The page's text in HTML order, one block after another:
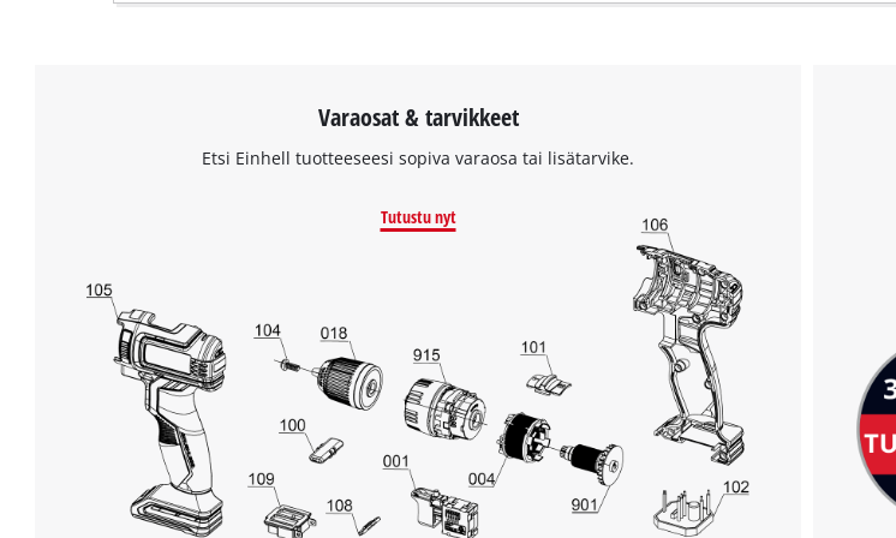
Varaosat & tarvikkeet
Etsi Einhell tuotteeseesi sopiva varaosa tai lisätarvike.
Tutustu nyt